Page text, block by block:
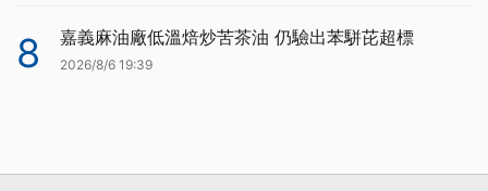
8 嘉義麻油廠低溫焙炒苦茶油 仍驗出苯駢芘超標
2026/8/6 19:39